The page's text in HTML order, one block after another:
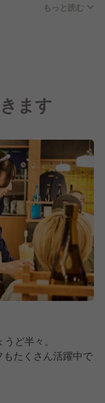
めた手作りの品々が
なるような、
店を目指していま
もっと読む
ます
ど半々。
たくさん活躍中で